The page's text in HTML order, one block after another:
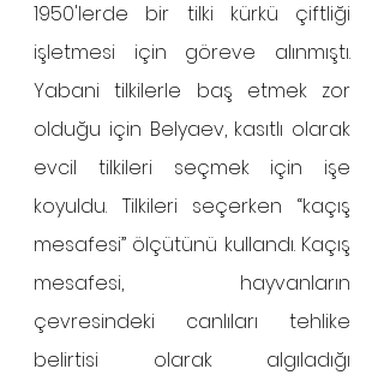
1950'lerde bir tilki kürkü çiftliği
işletmesi için göreve alınmıştı.
Yabani tilkilerle baş etmek zor
olduğu için Belyaev, kasıtlı olarak
evcil tilkileri seçmek için işe
koyuldu. Tilkileri seçerken “kaçış
mesafesi” ölçütünü kullandı. Kaçış
mesafesi, hayvanların
çevresindeki canlıları tehlike
belirtisi olarak algıladığı